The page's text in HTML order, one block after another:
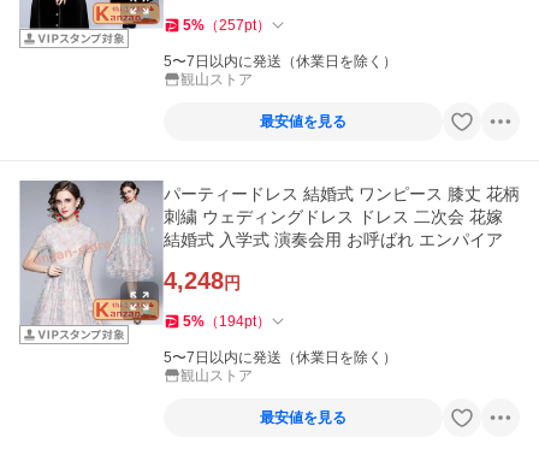
5% （257pt）
5〜7日以内に発送（休業日を除く）
観山ストア
最安値を見る
パーティードレス 結婚式 ワンピース 膝丈 花柄
刺繍 ウェディングドレス ドレス 二次会 花嫁
結婚式 入学式 演奏会用 お呼ばれ エンパイア
4,248円
5% （ 194pt）
5〜7日以内に発送（休業日を除く）
観山ストア
最安値を見る